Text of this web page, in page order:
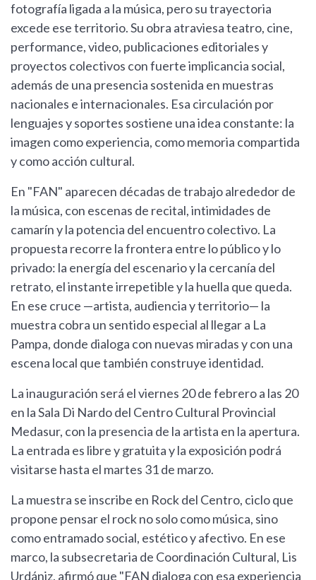
fotografía ligada a la música, pero su trayectoria
excede ese territorio. Su obra atraviesa teatro, cine,
performance, video, publicaciones editoriales y
proyectos colectivos con fuerte implicancia social,
además de una presencia sostenida en muestras
nacionales e internacionales. Esa circulación por
lenguajes y soportes sostiene una idea constante: la
imagen como experiencia, como memoria compartida
y como acción cultural.
En "FAN" aparecen décadas de trabajo alrededor de
la música, con escenas de recital, intimidades de
camarín y la potencia del encuentro colectivo. La
propuesta recorre la frontera entre lo público y lo
privado: la energía del escenario y la cercanía del
retrato, el instante irrepetible y la huella que queda.
En ese cruce —artista, audiencia y territorio— la
muestra cobra un sentido especial al llegar a La
Pampa, donde dialoga con nuevas miradas y con una
escena local que también construye identidad.
La inauguración será el viernes 20 de febrero a las 20
en la Sala Di Nardo del Centro Cultural Provincial
Medasur, con la presencia de la artista en la apertura.
La entrada es libre y gratuita y la exposición podrá
visitarse hasta el martes 31 de marzo.
La muestra se inscribe en Rock del Centro, ciclo que
propone pensar el rock no solo como música, sino
como entramado social, estético y afectivo. En ese
marco, la subsecretaria de Coordinación Cultural, Lis
Urdániz, afirmó que "FAN dialoga con esa experiencia